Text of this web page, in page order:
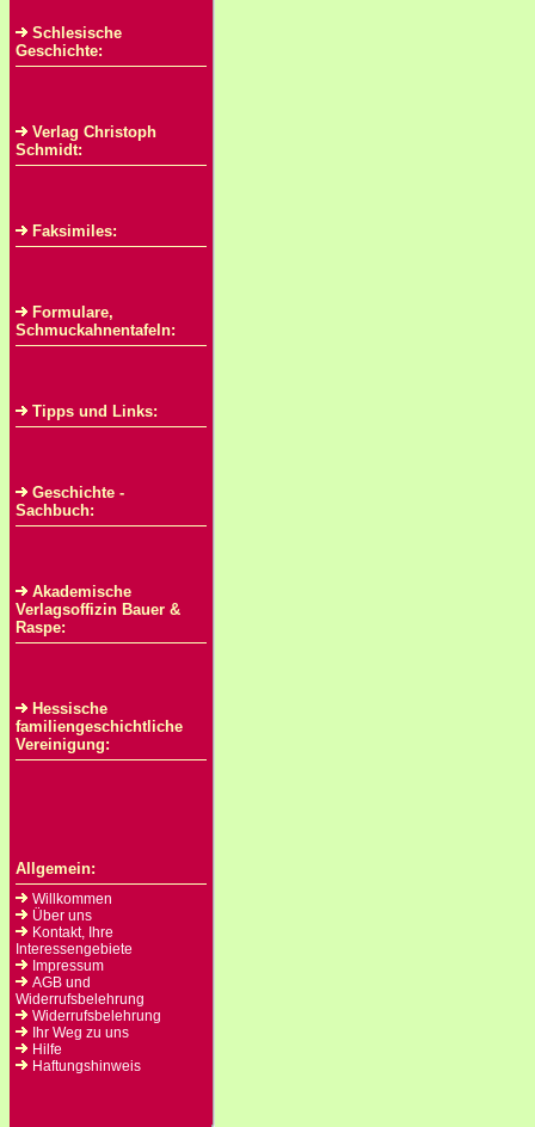
Schlesische
Geschichte:
Verlag Christoph
Schmidt:
Faksimiles:
Formulare,
Schmuckahnentafeln:
Tipps und Links:
Geschichte -
Sachbuch:
Akademische
Verlagsoffizin Bauer &
Raspe:
Hessische
familiengeschichtliche
Vereinigung:
Allgemein:
Willkommen
Über uns
Kontakt, Ihre
Interessengebiete
Impressum
AGB und
Widerrufsbelehrung
Widerrufsbelehrung
Ihr Weg zu uns
Hilfe
Haftungshinweis